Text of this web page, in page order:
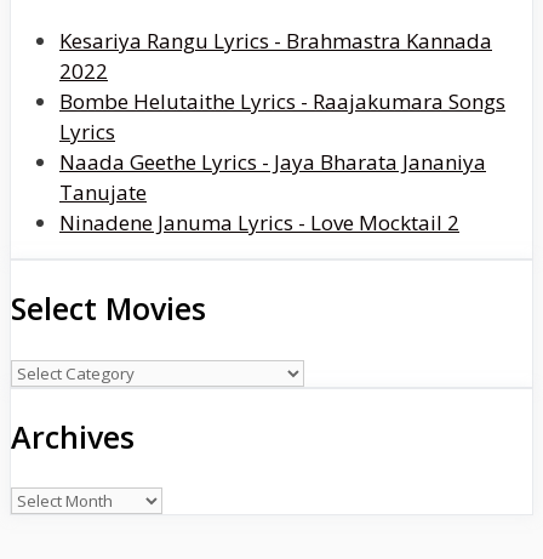
Kesariya Rangu Lyrics - Brahmastra Kannada
2022
Bombe Helutaithe Lyrics - Raajakumara Songs
Lyrics
Naada Geethe Lyrics - Jaya Bharata Jananiya
Tanujate
Ninadene Januma Lyrics - Love Mocktail 2
Select Movies
Select
Archives
Archives